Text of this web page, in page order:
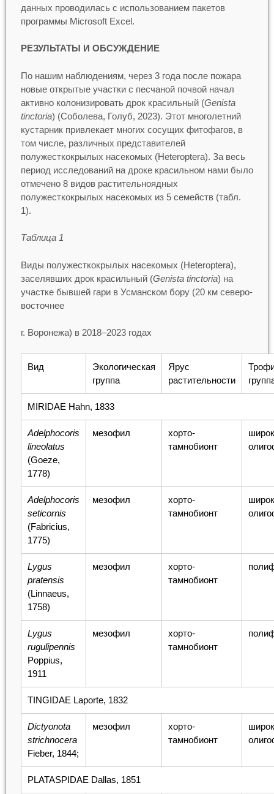
данных проводилась с использованием пакетов
программы Microsoft Excel.
РЕЗУЛЬТАТЫ И ОБСУЖДЕНИЕ
По нашим наблюдениям, через 3 года после пожара
новые открытые участки с песчаной почвой начал
активно колонизировать дрок красильный (Genista
tinctoria) (Соболева, Голуб, 2023). Этот многолетний
кустарник привлекает многих сосущих фитофагов, в
том числе, различных представителей
полужесткокрылых насекомых (Heteroptera). За весь
период исследований на дроке красильном нами было
отмечено 8 видов растительноядных
полужесткокрылых насекомых из 5 семейств (табл.
1).
Таблица 1
Виды полужесткокрылых насекомых (Heteroptera),
заселявших дрок красильный (Genista tinctoria) на
участке бывшей гари в Усманском бору (20 км северо-
восточнее
г. Воронежа) в 2018–2023 годах
Вид
Экологическая
группа
Ярус
растительности
MIRIDAE Hahn, 1833
Adelphocoris
lineolatus
(Goeze,
1778)
мезофил
хорто-
тамнобионт
Adelphocoris
seticornis
(Fabricius,
1775)
мезофил
хорто-
тамнобионт
Lygus
pratensis
(Linnaeus,
1758)
мезофил
хорто-
тамнобионт
Lygus
rugulipennis
Poppius,
1911
мезофил
хорто-
тамнобионт
TINGIDAE Laporte, 1832
Dictyonota
strichnocera
Fieber, 1844;
мезофил
хорто-
тамнобионт
PLATASPIDAE Dallas, 1851